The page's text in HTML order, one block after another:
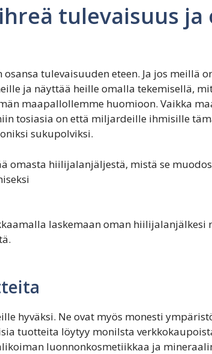
tulevaisuus
osansa tulevaisuuden eteen. Ja jos meillä
ja näyttää heille omalla tekemisellä,
maapallollemme huomioon. Vaikka
tosiasia on että miljardeille ihmisille
sukupolviksi.
omasta hiilijalanjäljestä, mistä se
laskemaan oman hiilijalanjälkesi
hyväksi. Ne ovat myös monesti
tuotteita löytyy monilsta
luonnonkosmetiikkaa ja